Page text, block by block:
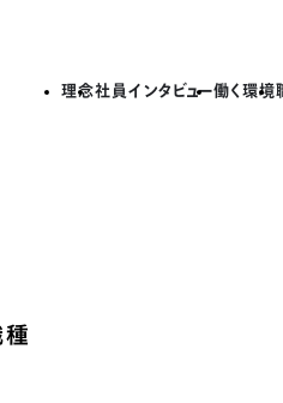
理念社員インタビュー働く環境